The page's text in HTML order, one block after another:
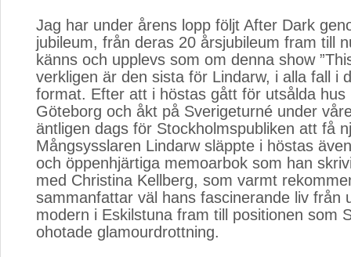
Jag har under årens lopp följt After Dark
jubileum, från deras 20 årsjubileum fram till
känns och upplevs som om denna show
verkligen är den sista för Lindarw, i alla fall i
format. Efter att i höstas gått för utsålda hus
Göteborg och åkt på Sverigeturné under
äntligen dags för Stockholmspubliken att få
Mångsysslaren Lindarw släppte i höstas
och öppenhjärtiga memoarbok som han
med Christina Kellberg, som varmt
sammanfattar väl hans fascinerande liv från
modern i Eskilstuna fram till positionen som
ohotade glamourdrottning.